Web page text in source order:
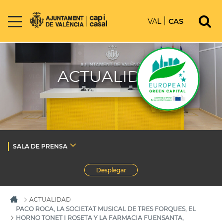
VAL CAS
ACTUALIDAD
SALA DE PRENSA
Desplegar
ACTUALIDAD
PACO ROCA, LA SOCIETAT MUSICAL DE TRES FORQUES, EL
HORNO TONET I ROSETA Y LA FARMACIA FUENSANTA,